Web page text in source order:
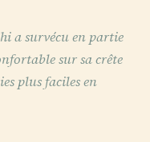
a survécu en partie
sur sa crête
plus faciles en